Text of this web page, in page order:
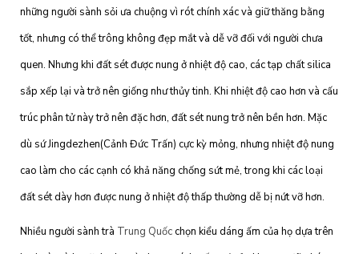
những người sành sỏi ưa chuộng vì rót chính xác và giữ thăng bằng
tốt, nhưng có thể trông không đẹp mắt và dễ vỡ đối với người chưa
quen. Nhưng khi đất sét được nung ở nhiệt độ cao, các tạp chất silica
sắp xếp lại và trở nên giống như thủy tinh. Khi nhiệt độ cao hơn và cấu
trúc phân tử này trở nên đặc hơn, đất sét nung trở nên bền hơn. Mặc
dù sứ Jingdezhen(Cảnh Đức Trấn) cực kỳ mỏng, nhưng nhiệt độ nung
cao làm cho các cạnh có khả năng chống sứt mẻ, trong khi các loại
đất sét dày hơn được nung ở nhiệt độ thấp thường dễ bị nứt vỡ hơn.
Nhiều người sành trà Trung Quốcchọn kiểu dáng ấm của họ dựa trên